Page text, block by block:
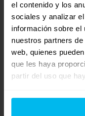
el contenido y los
sociales y analizar
información sobre el
nuestros partners
web, quienes
que les haya
partir del uso que
http://
abril 3, 2012 a las